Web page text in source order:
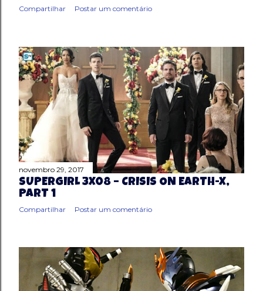
Compartilhar Postar um comentário
novembro 29, 2017
SUPERGIRL 3X08 – CRISIS ON EARTH-X,
PART 1
Compartilhar Postar um comentário